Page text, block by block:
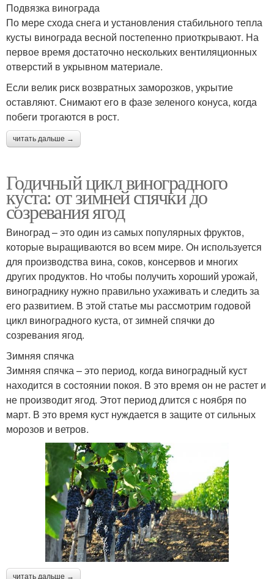
Подвязка винограда
По мере схода снега и установления стабильного тепла
кусты винограда весной постепенно приоткрывают. На
первое время достаточно нескольких вентиляционных
отверстий в укрывном материале.
Если велик риск возвратных заморозков, укрытие
оставляют. Снимают его в фазе зеленого конуса, когда
побеги трогаются в рост.
читать дальше →
Годичный цикл виноградного
куста: от зимней спячки до
созревания ягод
Виноград – это один из самых популярных фруктов,
которые выращиваются во всем мире. Он используется
для производства вина, соков, консервов и многих
других продуктов. Но чтобы получить хороший урожай,
винограднику нужно правильно ухаживать и следить за
его развитием. В этой статье мы рассмотрим годовой
цикл виноградного куста, от зимней спячки до
созревания ягод.
Зимняя спячка
Зимняя спячка – это период, когда виноградный куст
находится в состоянии покоя. В это время он не растет и
не производит ягод. Этот период длится с ноября по
март. В это время куст нуждается в защите от сильных
морозов и ветров.
читать дальше →